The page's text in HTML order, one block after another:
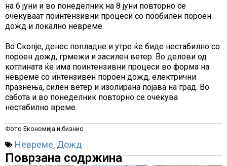
на 6 јуни и во понеделник на 8 јуни повторно се
очекуваат поинтензивни процеси со пообилен пороен
дожд и локално невреме.
Во Скопје, денес попладне и утре ќе биде нестабилно со
пороен дожд, грмежи и засилен ветер. Во делови од
котлината ќе има поинтензивни процеси во форма на
невреме со интензивен пороен дожд, електрични
празнења, силен ветер и изолирана појава на град. Во
сабота и во понеделник повторно се очекува
нестабилно време.
Фото Економија и бизнис
Невреме, Дожд
Поврзана содржина